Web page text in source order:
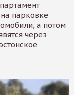
парковке
а потом
через